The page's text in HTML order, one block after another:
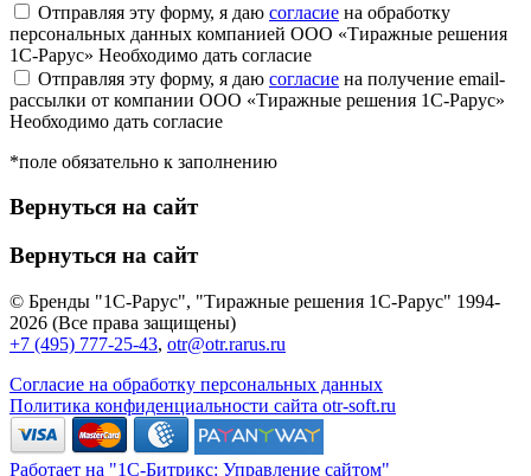
Отправляя эту форму, я даю согласие на обработку
персональных данных компанией ООО «Тиражные решения
1С-Рарус» Необходимо дать согласие
Отправляя эту форму, я даю согласие на получение email-
рассылки от компании ООО «Тиражные решения 1С-Рарус»
Необходимо дать согласие
*поле обязательно к заполнению
Вернуться на сайт
Вернуться на сайт
© Бренды "1С-Рарус", "Тиражные решения 1С-Рарус" 1994-
2026 (Все права защищены)
+7 (495) 777-25-43, otr@otr.rarus.ru
Согласие на обработку персональных данных
Политика конфиденциальности сайта otr-soft.ru
Работает на "1С-Битрикс: Управление сайтом"